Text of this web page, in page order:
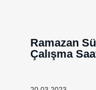
Ramazan
Çalışma